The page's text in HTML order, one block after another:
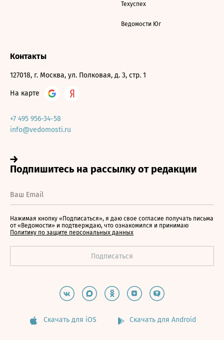
Техуспех
Ведомости Юг
Контакты
127018, г. Москва, ул. Полковая, д. 3, стр. 1
На карте
+7 495 956-34-58
info@vedomosti.ru
Нажимая кнопку «Подписаться», я даю свое согласие получать письма
от «Ведомости» и подтверждаю, что ознакомился и принимаю
Политику по защите персональных данных
Скачать для iOS Скачать для Android